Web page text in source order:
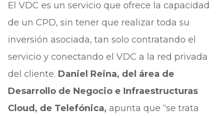
El VDC es un servicio que ofrece la capacidad
de un CPD, sin tener que realizar toda su
inversión asociada, tan solo contratando el
servicio y conectando el VDC a la red privada
del cliente. Daniel Reina, del área de
Desarrollo de Negocio e Infraestructuras
Cloud, de Telefónica, apunta que “se trata